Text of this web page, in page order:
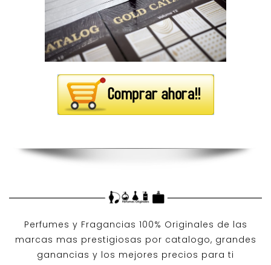
Perfumes y Fragancias 100% Originales de las
marcas mas prestigiosas por catalogo, grandes
ganancias y los mejores precios para ti